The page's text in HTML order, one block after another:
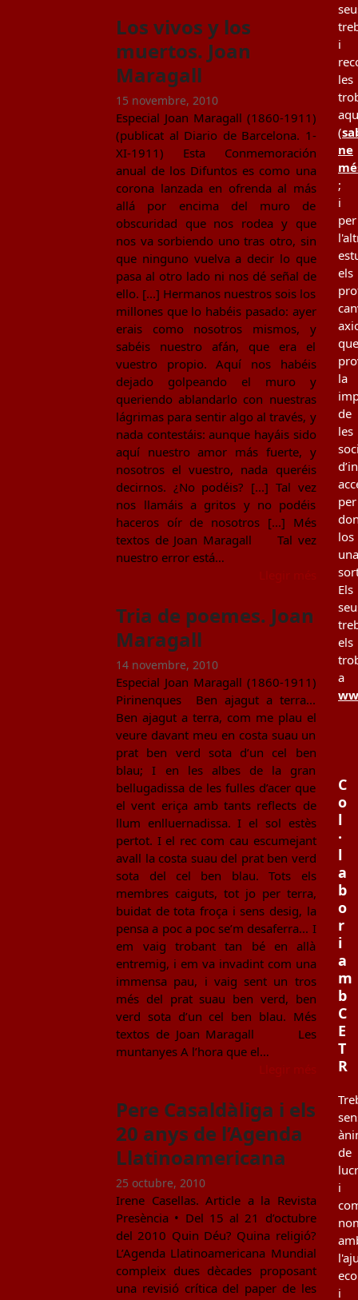
Los vivos y los
muertos. Joan
Maragall
15 novembre, 2010
Especial Joan Maragall (1860-1911)
(publicat al Diario de Barcelona. 1-
XI-1911) Esta Conmemoración
anual de los Difuntos es como una
corona lanzada en ofrenda al más
allá por encima del muro de
obscuridad que nos rodea y que
nos va sorbiendo uno tras otro, sin
que ninguno vuelva a decir lo que
pasa al otro lado ni nos dé señal de
ello. [...] Hermanos nuestros sois los
millones que lo habéis pasado: ayer
erais como nosotros mismos, y
sabéis nuestro afán, que era el
vuestro propio. Aquí nos habéis
dejado golpeando el muro y
queriendo ablandarlo con nuestras
lágrimas para sentir algo al través, y
nada contestáis: aunque hayáis sido
aquí nuestro amor más fuerte, y
nosotros el vuestro, nada queréis
decirnos. ¿No podéis? [...] Tal vez
nos llamáis a gritos y no podéis
haceros oír de nosotros [...] Més
textos de Joan Maragall Tal vez
nuestro error está…
Tria de poemes. Joan
Maragall
14 novembre, 2010
Especial Joan Maragall (1860-1911)
Pirinenques Ben ajagut a terra...
Ben ajagut a terra, com me plau el
veure davant meu en costa suau un
prat ben verd sota d’un cel ben
blau; I en les albes de la gran
bellugadissa de les fulles d’acer que
el vent eriça amb tants reflects de
llum enlluernadissa. I el sol estès
pertot. I el rec com cau escumejant
avall la costa suau del prat ben verd
sota del cel ben blau. Tots els
membres caiguts, tot jo per terra,
buidat de tota froça i sens desig, la
pensa a poc a poc se’m desaferra... I
em vaig trobant tan bé en allà
entremig, i em va invadint com una
immensa pau, i vaig sent un tros
més del prat suau ben verd, ben
verd sota d’un cel ben blau. Més
textos de Joan Maragall Les
muntanyes A l’hora que el…
Pere Casaldàliga i els
20 anys de l’Agenda
Llatinoamericana
25 octubre, 2010
Irene Casellas. Article a la Revista
Presència • Del 15 al 21 d’octubre
del 2010 Quin Déu? Quina religió?
L’Agenda Llatinoamericana Mundial
compleix dues dècades proposant
una revisió crítica del paper de les
i
les
(
ne
;
i
per
els
que
la
de
les
per
los
una
Els
els
a
C
o
l
·
l
a
b
o
r
i
a
m
b
C
E
T
R
de
i
i